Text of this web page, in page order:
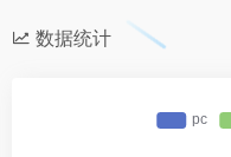
数据统计